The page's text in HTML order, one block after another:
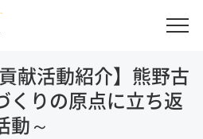
献活動紹介】熊野古
くりの原点に立ち返
動～